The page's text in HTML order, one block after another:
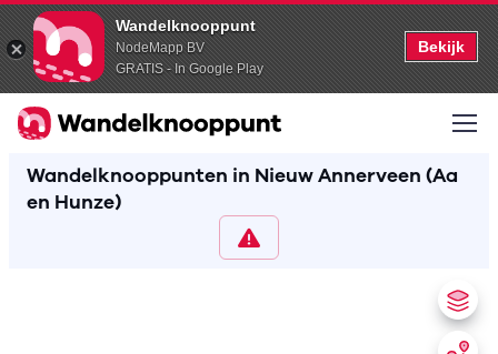
Wandelknooppunt
NodeMapp BV
GRATIS - In Google Play
Bekijk
Wandelknooppunten in Nieuw Annerveen (Aa
en Hunze)